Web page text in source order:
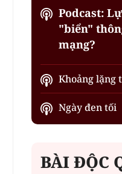
Podcast:
"biển"
mạng?
Khoảng lặng
Ngày đen tối
BÀI ĐỘC